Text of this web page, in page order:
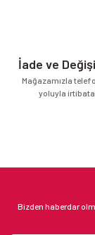
İade ve
Mağazamızla
yoluyla